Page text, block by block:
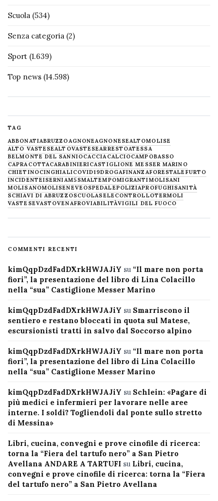
Scuola (534)
Senza categoria (2)
Sport (1.639)
Top news (14.598)
TAG
ABBONATIABRUZZOAGNONEAGNONESEALTOMOLISE
ALTO VASTESEALTOVASTESEARRESTOATESSA
BELMONTE DEL SANNIOCACCIACALCIOCAMPOBASSO
CAPRACOTTACARABINIERICASTIGLIONE MESSER MARINO
CHIETINOCINGHIALICOVID19DROGAFINANZAFORESTALE FURTO
INCIDENTEISERNIAM5SMALTEMPOMIGRANTIMOLISANI
MOLISANOMOLISENEVE OSPEDALEPOLIZIAPROFUGHISANITÀ
SCHIAVI DI ABRUZZOSCUOLASELECONTROLLOTERMOLI
VASTESEVASTOVENAFROVIABILITÀVIGILI DEL FUOCO
COMMENTI RECENTI
kimQqpDzdFadDXrkHWJAJiY su “Il mare non porta
fiori”, la presentazione del libro di Lina Colacillo
nella “sua” Castiglione Messer Marino
kimQqpDzdFadDXrkHWJAJiY su Smarriscono il
sentiero e restano bloccati in quota sul Matese,
escursionisti tratti in salvo dal Soccorso alpino
kimQqpDzdFadDXrkHWJAJiY su “Il mare non porta
fiori”, la presentazione del libro di Lina Colacillo
nella “sua” Castiglione Messer Marino
kimQqpDzdFadDXrkHWJAJiY su Schlein: «Pagare di
più medici e infermieri per lavorare nelle aree
interne. I soldi? Togliendoli dal ponte sullo stretto
di Messina»
Libri, cucina, convegni e prove cinofile di ricerca:
torna la “Fiera del tartufo nero” a San Pietro
Avellana ANDARE A TARTUFI su Libri, cucina,
convegni e prove cinofile di ricerca: torna la “Fiera
del tartufo nero” a San Pietro Avellana